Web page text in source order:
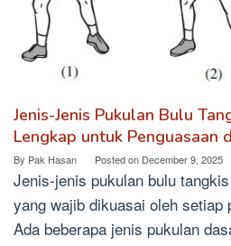
Jenis-Jenis Pukulan Bulu
Lengkap untuk Penguasaan
By Pak Hasan Posted on December 9, 2025
Jenis-jenis pukulan bulu
yang wajib dikuasai oleh setiap
Ada beberapa jenis pukulan